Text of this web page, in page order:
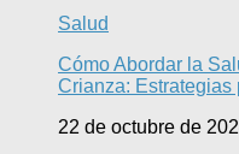
Salud
Cómo Abordar la
Crianza:
22 de octubre de